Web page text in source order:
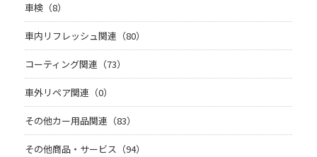
車検（8）
車内リフレッシュ関連（80）
コーティング関連（73）
車外リペア関連（0）
その他カー用品関連（83）
その他商品・サービス（94）